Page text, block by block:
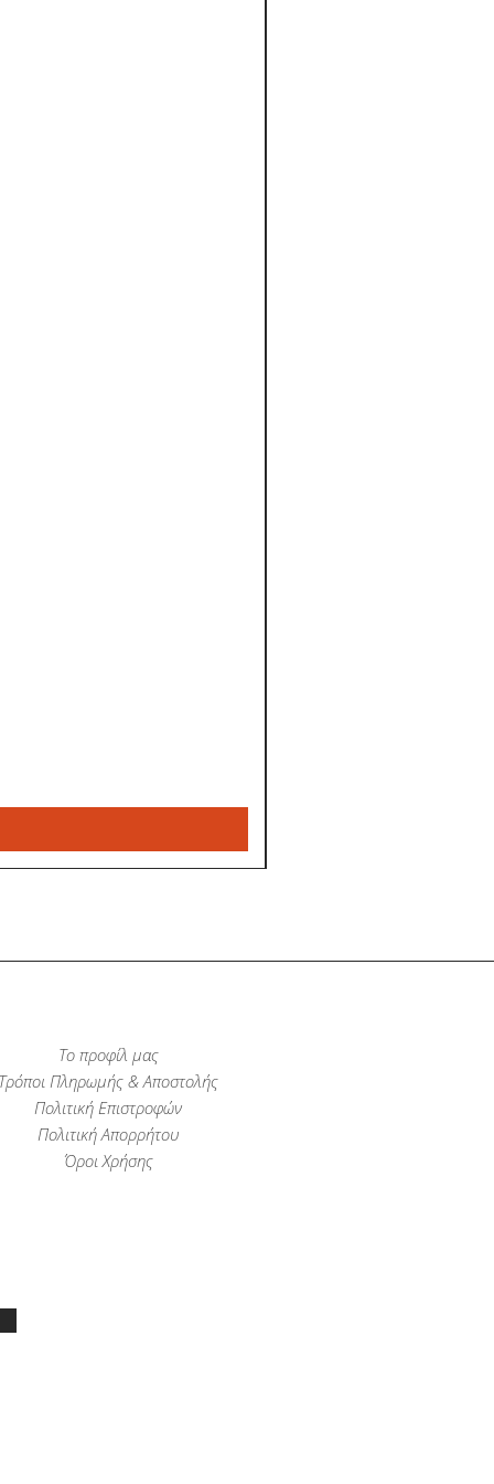
Το προφίλ μας
Τρόποι Πληρωμής & Αποστολής
Πολιτική Επιστροφών
Πολιτική Απορρήτου
Όροι Χρήσης